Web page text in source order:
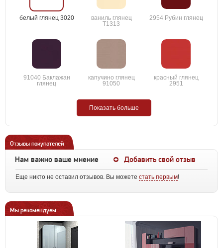
белый глянец 3020
ваниль глянец
T1313
2954 Рубин глянец
91040 Баклажан
глянец
капучино глянец
91050
красный глянец
2951
Показать больше
Отзывы покупателей
Нам важно ваше мнение Добавить свой отзыв
Еще никто не оставил отзывов. Вы можете стать первым!
Мы рекомендуем